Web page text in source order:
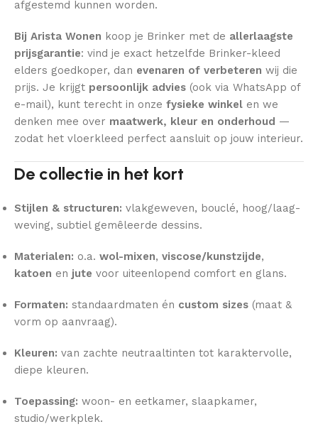
afgestemd kunnen worden.
Bij Arista Wonen koop je Brinker met de allerlaagste
prijsgarantie: vind je exact hetzelfde Brinker-kleed
elders goedkoper, dan evenaren of verbeteren wij die
prijs. Je krijgt persoonlijk advies (ook via WhatsApp of
e-mail), kunt terecht in onze fysieke winkel en we
denken mee over maatwerk, kleur en onderhoud —
zodat het vloerkleed perfect aansluit op jouw interieur.
De collectie in het kort
Stijlen & structuren: vlakgeweven, bouclé, hoog/laag-
weving, subtiel gemêleerde dessins.
Materialen: o.a. wol-mixen, viscose/kunstzijde,
katoen en jute voor uiteenlopend comfort en glans.
Formaten: standaardmaten én custom sizes (maat &
vorm op aanvraag).
Kleuren: van zachte neutraaltinten tot karaktervolle,
diepe kleuren.
Toepassing: woon- en eetkamer, slaapkamer,
studio/werkplek.